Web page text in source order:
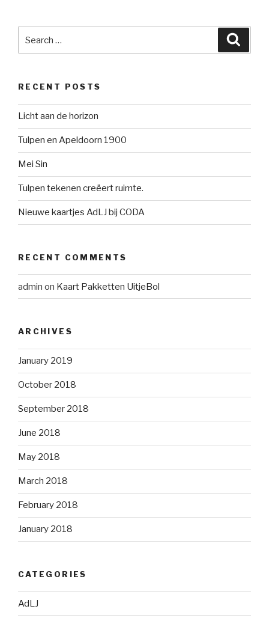
RECENT POSTS
Licht aan de horizon
Tulpen en Apeldoorn 1900
Mei Sin
Tulpen tekenen creëert ruimte.
Nieuwe kaartjes AdLJ bij CODA
RECENT COMMENTS
admin on Kaart Pakketten UitjeBol
ARCHIVES
January 2019
October 2018
September 2018
June 2018
May 2018
March 2018
February 2018
January 2018
CATEGORIES
AdLJ